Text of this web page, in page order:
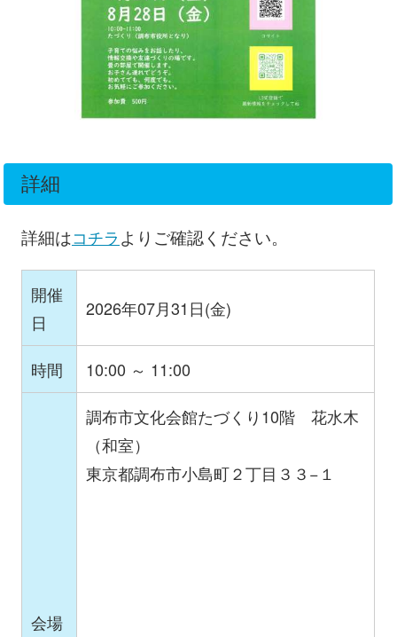
詳細
詳細はコチラよりご確認ください。
開催
日
2026年07月31日(金)
時間 10:00 ～ 11:00
会場
調布市文化会館たづくり10階 花水木
（和室）
東京都調布市小島町２丁目３３−１